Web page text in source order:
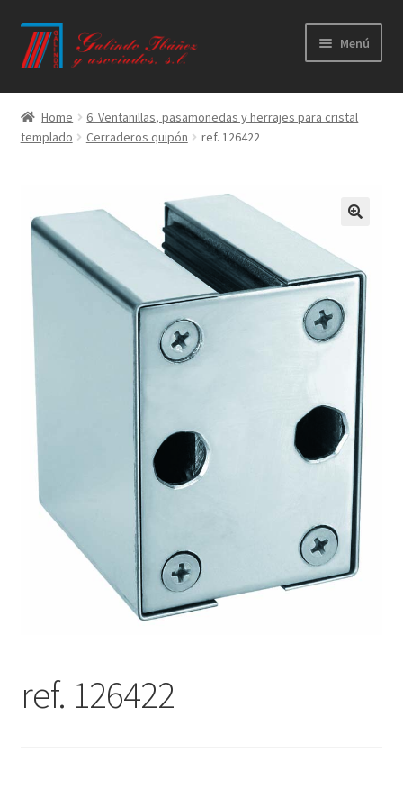
Ir
a
Ir
al
Menú
Principal
Productos
Catálogos
Trabaja con nosotros
Home
6. Ventanillas, pasamonedas y herrajes para cristal
templado
Cerraderos quipón ref. 126422
ref. 126422